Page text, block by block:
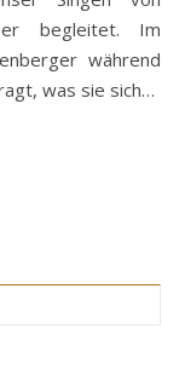
begleitet. Im
während
was sie sich…